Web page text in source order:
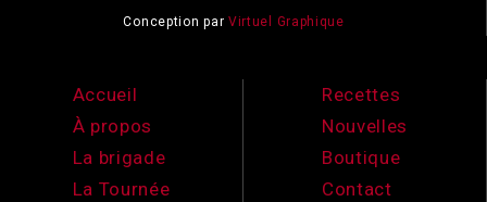
Conception par Virtuel Graphique
Accueil
À propos
La brigade
La Tournée
Recettes
Nouvelles
Boutique
Contact